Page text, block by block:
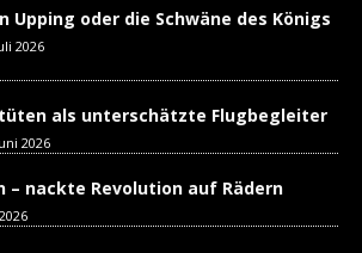
Upping oder die Schwäne des Königs
2026
als unterschätzte Flugbegleiter
2026
– nackte Revolution auf Rädern